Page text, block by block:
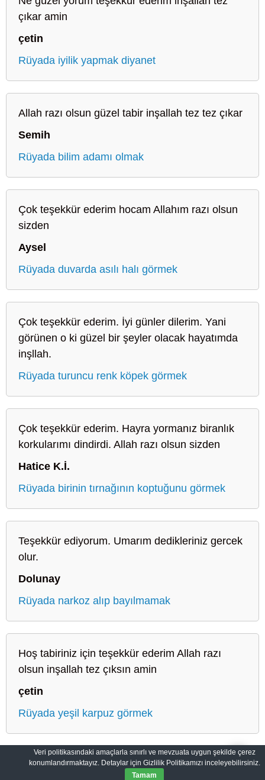
çıkar amin
çetin
Rüyada iyilik yapmak diyanet
Allah razı olsun güzel tabir inşallah tez tez çıkar
Semih
Rüyada bilim adamı olmak
Çok teşekkür ederim hocam Allahım razı olsun
sizden
Aysel
Rüyada duvarda asılı halı görmek
Çok teşekkür ederim. İyi günler dilerim. Yani
görünen o ki güzel bir şeyler olacak hayatımda
inşllah.
Rüyada turuncu renk köpek görmek
Çok teşekkür ederim. Hayra yormanız biranlık
korkularımı dindirdi. Allah razı olsun sizden
Hatice K.İ.
Rüyada birinin tırnağının koptuğunu görmek
Teşekkür ediyorum. Umarım dedikleriniz gercek
olur.
Dolunay
Rüyada narkoz alıp bayılmamak
Hoş tabiriniz için teşekkür ederim Allah razı
olsun inşallah tez çıksın amin
çetin
Rüyada yeşil karpuz görmek
Sahih Rüyalar: Rüyaların Dilini Öğrenin Gizlilik Politikası
Veri politikasındaki amaçlarla sınırlı ve mevzuata uygun şekilde çerez
konumlandırmaktayız. Detaylar için Gizlilik Politikamızı inceleyebilirsiniz.
Tamam